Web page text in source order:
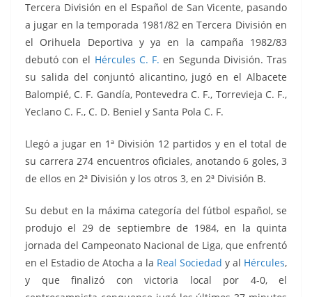
Tercera División en el Español de San Vicente, pasando
a jugar en la temporada 1981/82 en Tercera División en
el Orihuela Deportiva y ya en la campaña 1982/83
debutó con el Hércules C. F. en Segunda División. Tras
su salida del conjuntó alicantino, jugó en el Albacete
Balompié, C. F. Gandía, Pontevedra C. F., Torrevieja C. F.,
Yeclano C. F., C. D. Beniel y Santa Pola C. F.
Llegó a jugar en 1ª División 12 partidos y en el total de
su carrera 274 encuentros oficiales, anotando 6 goles, 3
de ellos en 2ª División y los otros 3, en 2ª División B.
Su debut en la máxima categoría del fútbol español, se
produjo el 29 de septiembre de 1984, en la quinta
jornada del Campeonato Nacional de Liga, que enfrentó
en el Estadio de Atocha a la Real Sociedad y al Hércules,
y que finalizó con victoria local por 4-0, el